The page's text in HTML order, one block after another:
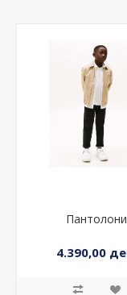
Пантолони
4.390,00